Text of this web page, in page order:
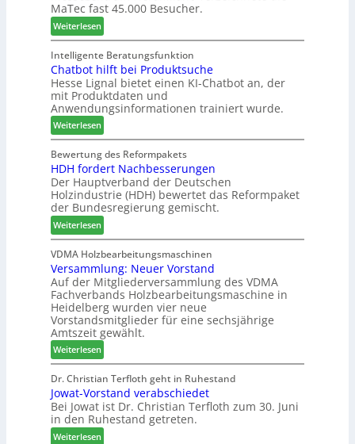
l
i
e
n
e
g
r
i
e
r
t
e
s
S
y
s
t
e
m
e
-
A
k
t
i
o
n
s
w
o
c
h
e
n
2
0
2
6
MaTec fast 45.000 Besucher.
Weiterlesen:
M
a
T
e
c
m
e
l
d
e
t
B
e
s
u
c
h
e
r
z
a
h
l
e
n
Intelligente Beratungsfunktion
Chatbot hilft bei Produktsuche
Hesse Lignal bietet einen KI-Chatbot an, der
mit Produktdaten und
Anwendungsinformationen trainiert wurde.
Weiterlesen:
C
h
a
t
b
o
t
h
i
l
f
t
b
e
i
P
r
o
d
u
k
t
Bewertung des Reformpakets
HDH fordert Nachbesserungen
Der Hauptverband der Deutschen
Holzindustrie (HDH) bewertet das Reformpaket
der Bundesregierung gemischt.
Weiterlesen:
H
D
H
f
o
r
d
e
r
t
N
a
c
h
b
VDMA Holzbearbeitungsmaschinen
Versammlung: Neuer Vorstand
Auf der Mitgliederversammlung des VDMA
Fachverbands Holzbearbeitungsmaschine in
Heidelberg wurden vier neue
Vorstandsmitglieder für eine sechsjährige
Amtszeit gewählt.
Weiterlesen:
V
e
r
s
a
Dr. Christian Terfloth geht in Ruhestand
Jowat-Vorstand verabschiedet
Bei Jowat ist Dr. Christian Terfloth zum 30. Juni
in den Ruhestand getreten.
Weiterlesen: